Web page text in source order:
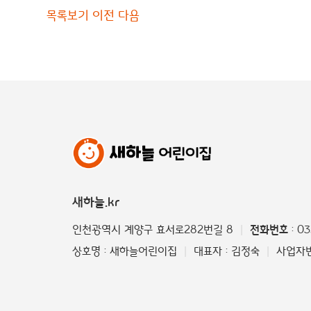
목록보기 이전 다음
새하늘.kr
인천광역시 계양구 효서로282번길 8 전화번호 :
상호명 : 새하늘어린이집
대표자 : 김정숙 사업